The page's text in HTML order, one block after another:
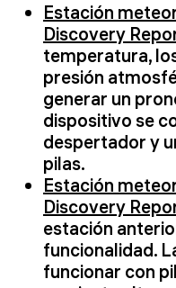
Estación
Discovery
temperatura,
presión
generar un
dispositivo se
despertador y
pilas.
Estación
Discovery
estación
funcionalidad.
funcionar con